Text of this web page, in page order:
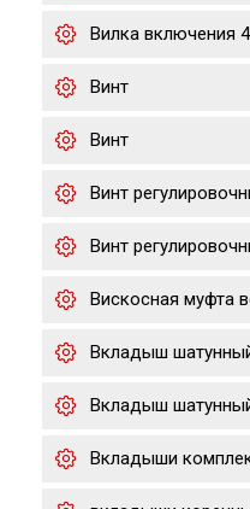
Вилка включения
Винт
Винт
Винт
Винт
Вискосная муфта
Вкладыш
Вкладыш
Вкладыши